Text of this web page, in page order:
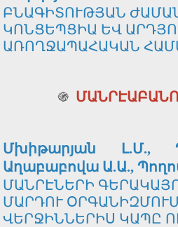
ԲՆԱԳԻՏՈՒԹՅԱՆ
ԿՈՆՑԵՊՑԻԱ ԵՎ
ԱՌՈՂՋԱՊԱՀԱԿԱՆ
֍
Մխիթարյան Լ.Մ.,
Աղաբաբովա Ա.Ա.,
ՄԱՆՐԷՆԵՐԻ
ՄԱՐԴՈՒ
ՎԵՐՋԻՆՆԵՐԻՍ ԿԱՊԸ